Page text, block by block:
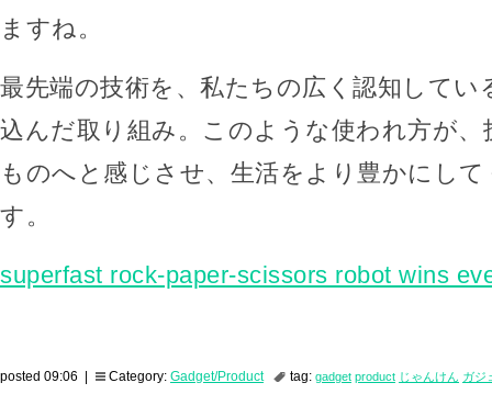
ますね。
最先端の技術を、私たちの広く認知してい
込んだ取り組み。このような使われ方が、
ものへと感じさせ、生活をより豊かにし
す。
superfast rock-paper-scissors robot wins
posted 09:06 | Category: Gadget/Product tag: gadget product じゃんけん ガジ